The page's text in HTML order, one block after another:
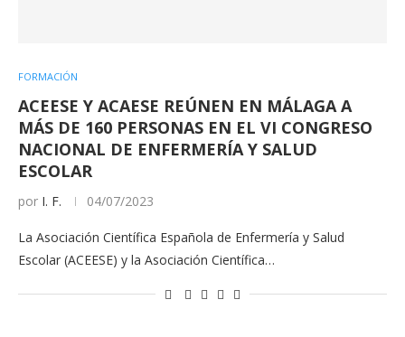
FORMACIÓN
ACEESE Y ACAESE REÚNEN EN MÁLAGA A
MÁS DE 160 PERSONAS EN EL VI CONGRESO
NACIONAL DE ENFERMERÍA Y SALUD
ESCOLAR
por I. F. 04/07/2023
La Asociación Científica Española de Enfermería y Salud
Escolar (ACEESE) y la Asociación Científica…